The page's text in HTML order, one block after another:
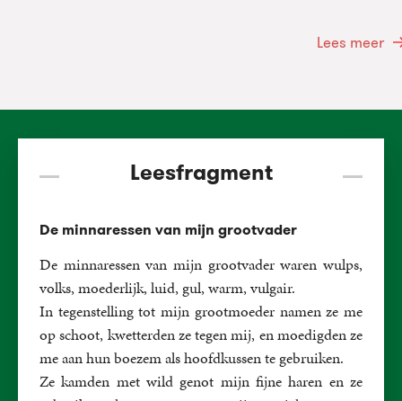
Lees meer
Leesfragment
De minnaressen van mijn grootvader
De minnaressen van mijn grootvader waren wulps,
volks, moederlijk, luid, gul, warm, vulgair.
In tegenstelling tot mijn grootmoeder namen ze me
op schoot, kwetterden ze tegen mij, en moedigden ze
me aan hun boezem als hoofdkussen te gebruiken.
Ze kamden met wild genot mijn fijne haren en ze